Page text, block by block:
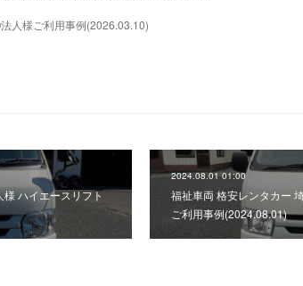
人様ご利用事例(2026.03.10)
ハイエースリフト
2024.08.01 01:00
福祉車両 格安レンタカー
ご利用事例(2024.08.01)